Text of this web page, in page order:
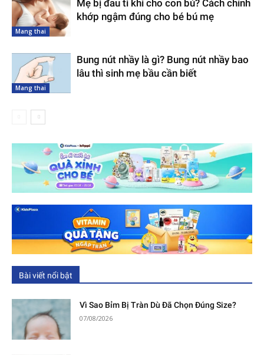
Mang thai
Mẹ bị đau ti khi cho con bú? Cách chỉnh
khớp ngậm đúng cho bé bú mẹ
Mang thai
Bung nút nhầy là gì? Bung nút nhầy bao
lâu thì sinh mẹ bầu cần biết
Bài viết nổi bật
Vì Sao Bỉm Bị Tràn Dù Đã Chọn Đúng Size?
07/08/2026